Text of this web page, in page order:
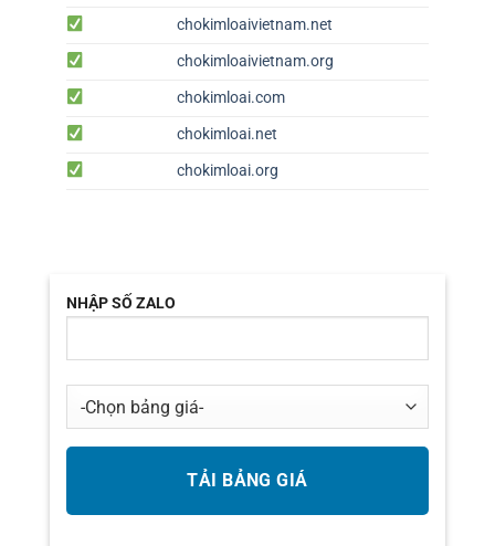
chokimloaivietnam.net
chokimloaivietnam.org
chokimloai.com
chokimloai.net
chokimloai.org
NHẬP SỐ ZALO